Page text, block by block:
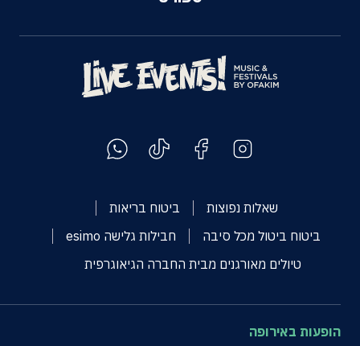
שאלות נפוצות
ביטוח בריאות
ביטוח ביטול מכל סיבה
חבילות גלישה esimo
טיולים מאורגנים מבית החברה הגיאוגרפית
הופעות באירופה